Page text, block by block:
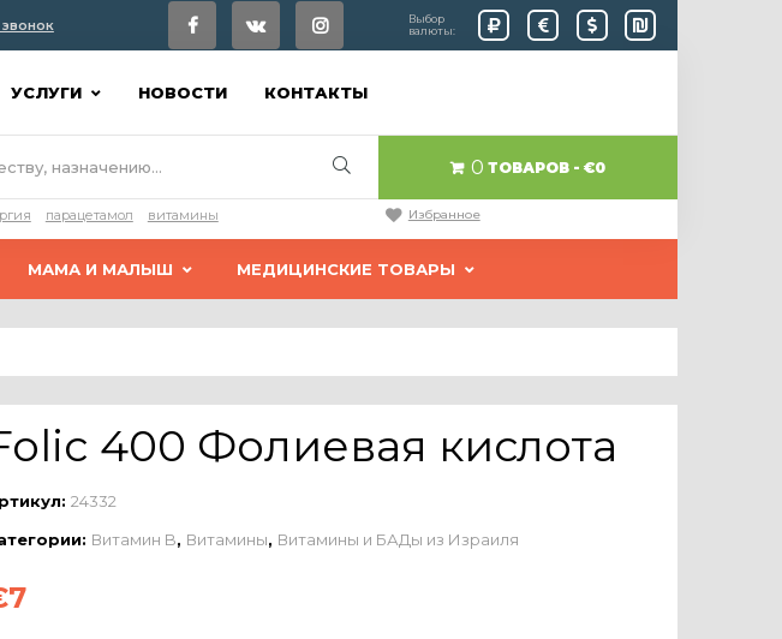
Выбор
валюты:
УСЛУГИ НОВОСТИ КОНТАКТЫ
0 ТОВАРОВ €0
парацетамол витамины Избранное
МАМА И МАЛЫШ МЕДИЦИНСКИЕ ТОВАРЫ
400 Фолиевая кислота
24332
Витамин B, Витамины, Витамины и БАДы из Израиля
7